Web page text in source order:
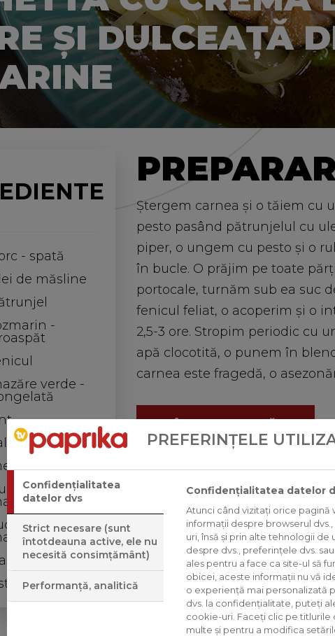
ŞI DULCEAŢĂ
- spată
de măsline
-
verde -
- uscată
- uscată
de
de
Ștergem carnea și o tăiem cu
pesto pasând pătrunjelul cu
piper, o ungem cu pesto și o
în bucle. O prăjim pe toate
portocale, turnăm sub ea suc
fenicul feliat, o acoperim și o
2,5-3 ore. Stropim periodic cu
apă clocotită, o punem în
carnea este fragedă, o
PREFERINȚELE
Confidențialitatea
datelor dvs
Strict necesare (sunt
întotdeauna active, ele nu
necesită consimțământ)
Performanță, analitică
Confidențialitatea datelor
Atunci când vizitați orice pagină
informații despre browserul
uri, însă și prin alte tehnologii
despre dvs., preferințele dvs.
ales pentru a face ca site-ul să
obicei, aceste informații nu vă
o experiență mai personalizată
dvs. la confidențialitate, puteți
cookie-uri. Faceți clic pe
multe și pentru a modifica